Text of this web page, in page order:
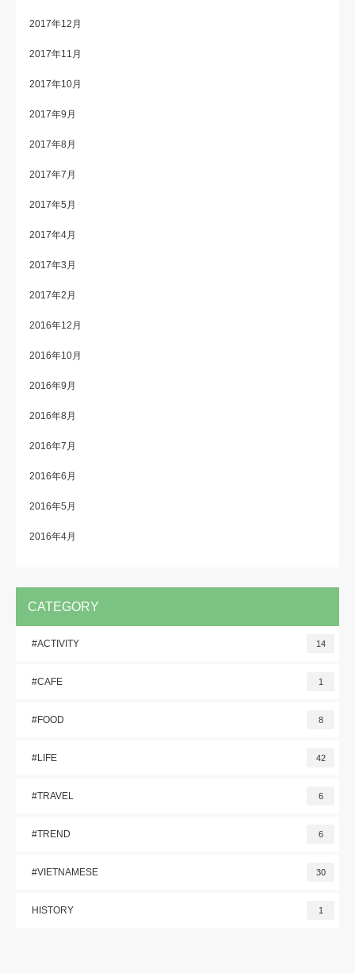
2017年12月
2017年11月
2017年10月
2017年9月
2017年8月
2017年7月
2017年5月
2017年4月
2017年3月
2017年2月
2016年12月
2016年10月
2016年9月
2016年8月
2016年7月
2016年6月
2016年5月
2016年4月
CATEGORY
#ACTIVITY 14
#CAFE 1
#FOOD 8
#LIFE 42
#TRAVEL 6
#TREND 6
#VIETNAMESE 30
HISTORY 1